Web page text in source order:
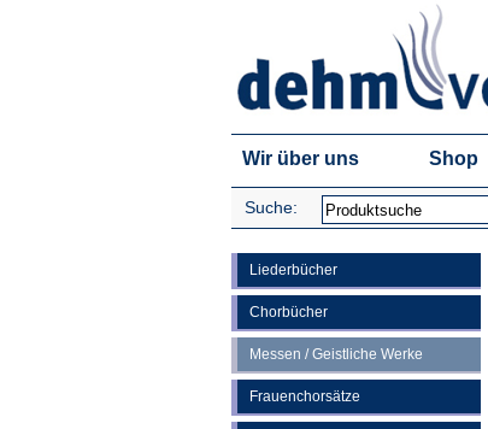
Wir über uns Shop
Suche:
Liederbücher
Chorbücher
Messen / Geistliche Werke
Frauenchorsätze